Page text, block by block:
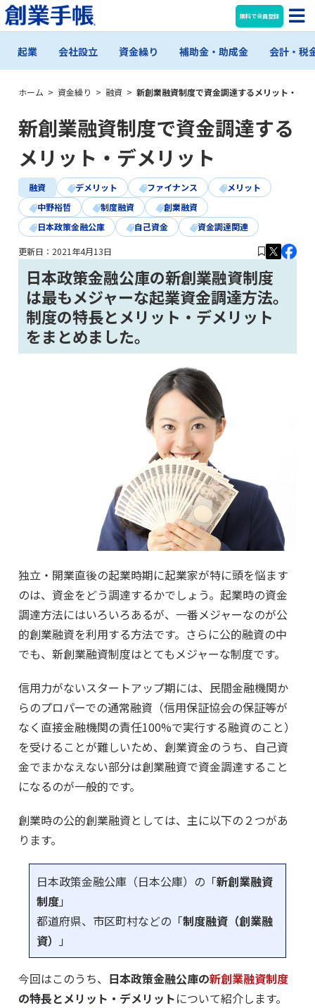
無料で会員登録
起業 会社設立 資金繰り 補助金・助成金 会計・税
ホーム > 資金繰り > 融資 > 新創業融資制度で資金調達するメリット・デ
新創業融資制度で資金調達する
メリット・デメリット
融資 デメリット ファイナンス
メリット
中野裕哲
制度融資
創業融資
日本政策金融公庫
自己資金 資金調達関連
更新日： 2021年4月13日
日本政策金融公庫の新創業融資制度
は最もメジャーな起業資金調達方法。
制度の特長とメリット・デメリット
をまとめました。
独立・開業直後の起業時期に起業家が特に頭を悩ます
のは、資金をどう調達するかでしょう。起業時の資金
調達方法にはいろいろあるが、一番メジャーなのが公
的創業融資を利用する方法です。さらに公的融資の中
でも、新創業融資制度はとてもメジャーな制度です。
信用力がないスタートアップ期には、民間金融機関か
らのプロパーでの通常融資（信用保証協会の保証等が
なく直接金融機関の責任100%で実行する融資のこと）
を受けることが難しいため、創業資金のうち、自己資
金でまかなえない部分は創業融資で資金調達すること
になるのが一般的です。
創業時の公的創業融資としては、主に以下の２つがあ
ります。
日本政策金融公庫（日本公庫）の「新創業融資
制度」
都道府県、市区町村などの「制度融資（創業融
資）
」
今回はこのうち、 日本政策金融公庫の新創業融資制度
の特長とメリット・デメリットについて紹介します。